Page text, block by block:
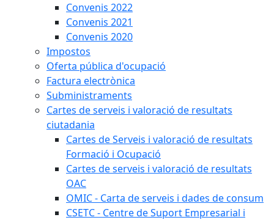
Convenis 2022
Convenis 2021
Convenis 2020
Impostos
Oferta pública d'ocupació
Factura electrònica
Subministraments
Cartes de serveis i valoració de resultats
ciutadania
Cartes de Serveis i valoració de resultats
Formació i Ocupació
Cartes de serveis i valoració de resultats
OAC
OMIC - Carta de serveis i dades de consum
CSETC - Centre de Suport Empresarial i